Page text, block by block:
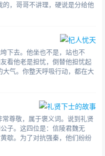
，哥哥不讲理，硬说是分给他
下去。他坐也不是，站也不
看他老是担忧，倒替他担忧起
大气。你整天呼吸行动，都在大
尊敬，属于褒义词。说到礼贤
子。这四位是：信陵君魏无
歇。为了对抗强秦，他们纷纷